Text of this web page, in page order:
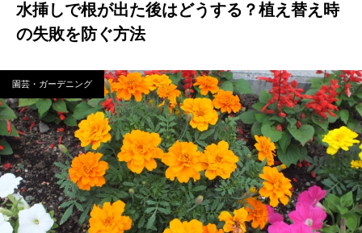
水挿しで根が出た後はどうする？植え替え時
の失敗を防ぐ方法
園芸・ガーデニング